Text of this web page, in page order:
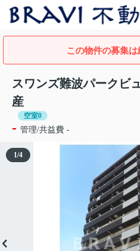
この物件の募集は
スワンズ難波パーク
産
空室0
- 管理/共益費 -
1/4